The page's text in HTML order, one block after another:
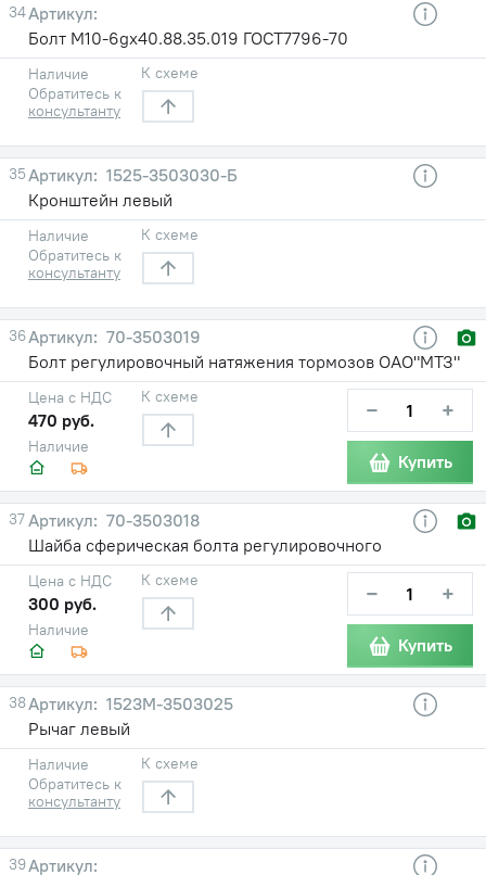
34
Болт М10-6gх40.88.35.019 ГОСТ7796-70
Наличие
Обратитесь к
консультанту
К схеме
35
1525-3503030-Б
Кронштейн левый
Наличие
Обратитесь к
консультанту
К схеме
36
70-3503019
Болт регулировочный натяжения тормозов ОАО"МТЗ"
Наличие
Цена с НДС
470 руб.
К схеме − +
Купить
37
70-3503018
Шайба сферическая болта регулировочного
Наличие
Цена с НДС
300 руб.
К схеме − +
Купить
38
1523М-3503025
Рычаг левый
Наличие
Обратитесь к
консультанту
К схеме
39